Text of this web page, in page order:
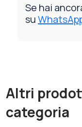
Se hai
su
Altri
categoria